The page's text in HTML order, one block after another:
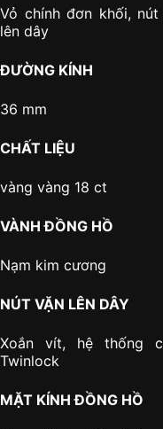
Vỏ chính đơn khối,
lên dây
ĐƯỜNG KÍNH
36 mm
CHẤT LIỆU
vàng vàng 18 ct
VÀNH ĐỒNG HỒ
Nạm kim cương
NÚT VẶN LÊN DÂY
Xoắn vít, hệ thống
Twinlock
MẶT KÍNH ĐỒNG HỒ